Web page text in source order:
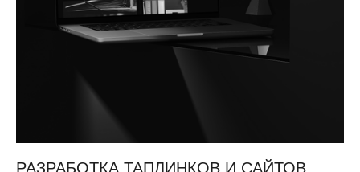
РАЗРАБОТКА ТАПЛИНКОВ И САЙТОВ